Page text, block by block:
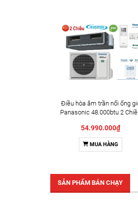
Điều hòa âm trần nối ống
Panasonic 48.000btu 2
48PZ3H5
54.990.000₫
MUA HÀNG
SẢN PHẨM BÁN CHẠY